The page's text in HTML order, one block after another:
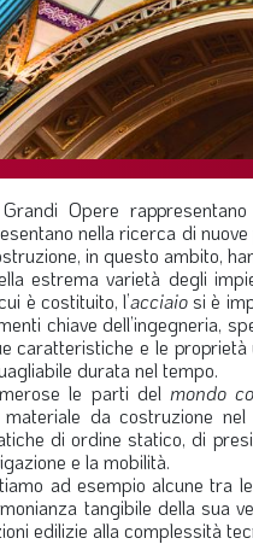
Opere
nella ricerca di
in questo ambito,
estrema varietà degli
è costituito, l’acciaiosi è
chiave dell’ingegneria,
caratteristiche e le
durata nel tempo.
le parti del mondo
materiale da costruzione
di ordine statico, di
e la mobilità.
ad esempio alcune tra
tangibile della sua
edilizie alla complessità